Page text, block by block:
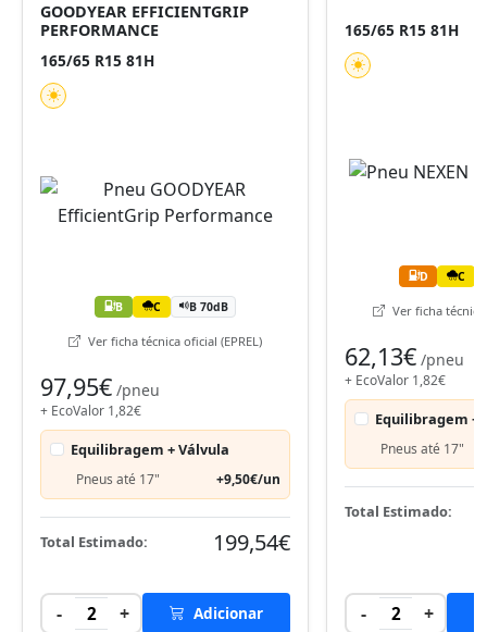
GOODYEAR EFFICIENTGRIP
PERFORMANCE
165/65 R15 81H
B C B 70dB
Ver ficha técnica oficial (EPREL)
97,95€ /pneu
+ EcoValor 1,82€
Equilibragem + Válvula
Pneus até 17" +9,50€/un
Total Estimado: 199,54€
- 2 + Adicionar
165/65 R15 81H
D C
Ver ficha técnica
62,13€ /pneu
+ EcoValor 1,82€
Equilibragem +
Pneus até 17"
Total Estimado:
- 2 +